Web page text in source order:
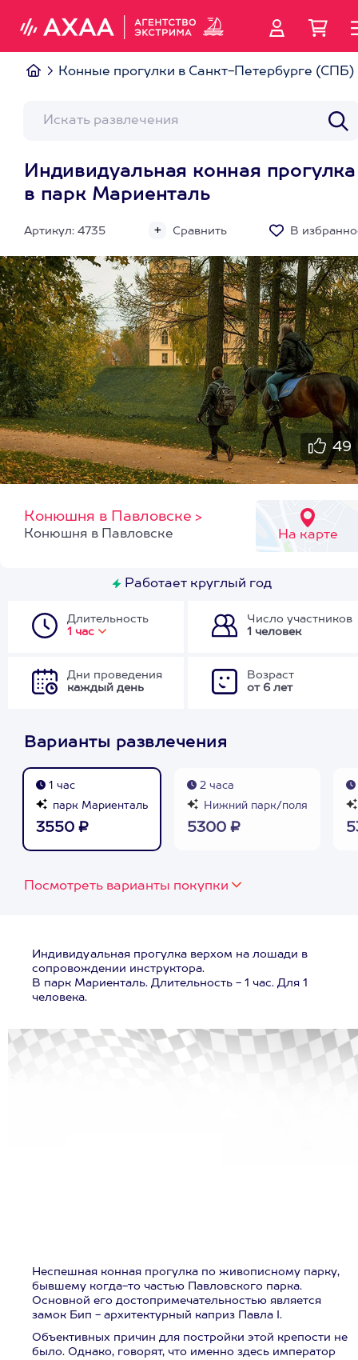
Конные прогулки в Санкт-Петербурге (СПБ)
Индивидуальная конная прогулка
в парк Мариенталь
Артикул: 4735 Сравнить В
49
Конюшня в Павловске >
На карте
Конюшня в Павловске
Работает круглый год
Длительность
1 час
Число участников
1 человек
Дни проведения
каждый день
Возраст
от 6 лет
Варианты развлечения
1 час
парк Мариенталь
3550 ₽
2 часа
Нижний парк/поля
5300 ₽
Посмотреть варианты покупки
Индивидуальная прогулка верхом на лошади в
сопровождении инструктора.
В парк Мариенталь. Длительность - 1 час. Для 1
человека.
Неспешная конная прогулка по живописному парку,
бывшему когда-то частью Павловского парка.
Основной его достопримечательностью является
замок Бип - архитектурный каприз Павла I.
Объективных причин для постройки этой крепости не
было. Однако, говорят, что именно здесь император